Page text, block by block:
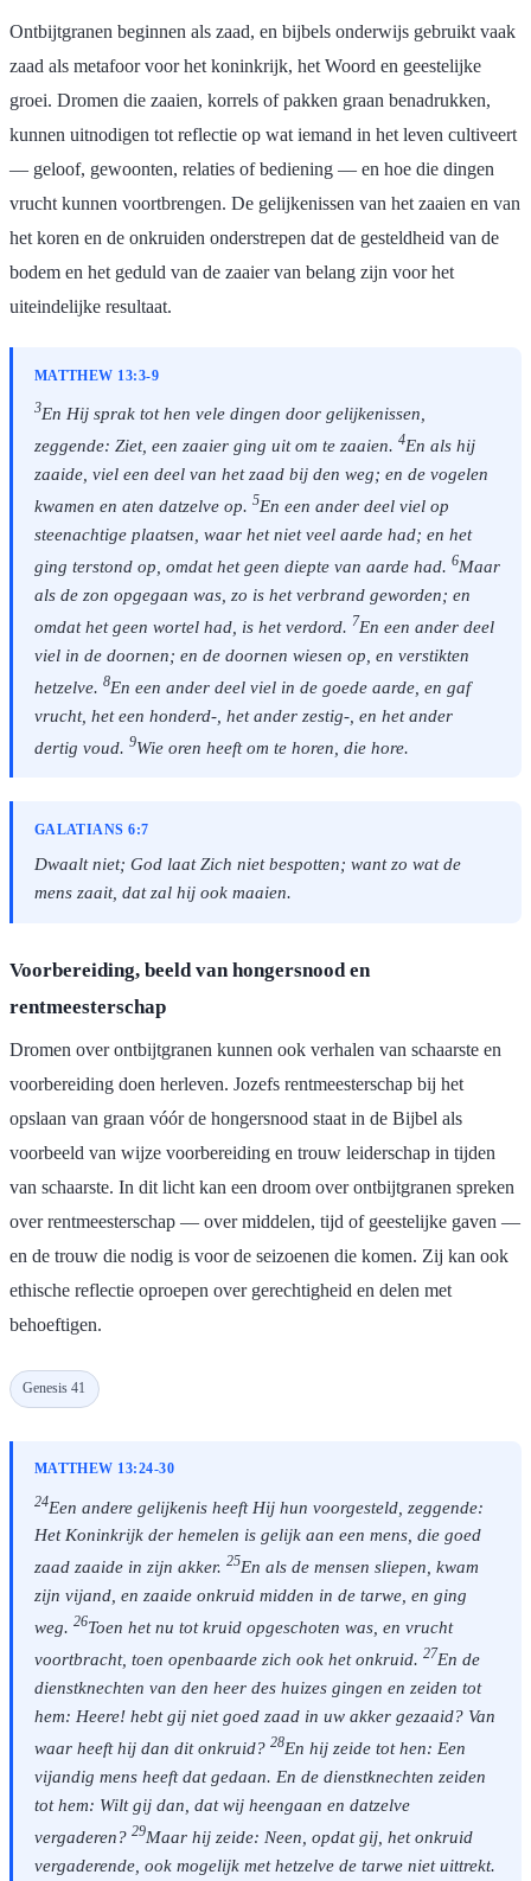
Ontbijtgranen beginnen als zaad, en bijbels onderwijs gebruikt vaak
zaad als metafoor voor het koninkrijk, het Woord en geestelijke
groei. Dromen die zaaien, korrels of pakken graan benadrukken,
kunnen uitnodigen tot reflectie op wat iemand in het leven cultiveert
— geloof, gewoonten, relaties of bediening — en hoe die dingen
vrucht kunnen voortbrengen. De gelijkenissen van het zaaien en van
het koren en de onkruiden onderstrepen dat de gesteldheid van de
bodem en het geduld van de zaaier van belang zijn voor het
uiteindelijke resultaat.
MATTHEW 13:3-9
3En Hij sprak tot hen vele dingen door gelijkenissen,
zeggende: Ziet, een zaaier ging uit om te zaaien. 4En als hij
zaaide, viel een deel van het zaad bij den weg; en de vogelen
kwamen en aten datzelve op. 5En een ander deel viel op
steenachtige plaatsen, waar het niet veel aarde had; en het
ging terstond op, omdat het geen diepte van aarde had. 6Maar
als de zon opgegaan was, zo is het verbrand geworden; en
omdat het geen wortel had, is het verdord. 7En een ander deel
viel in de doornen; en de doornen wiesen op, en verstikten
hetzelve. 8En een ander deel viel in de goede aarde, en gaf
vrucht, het een honderd-, het ander zestig-, en het ander
dertig voud. 9Wie oren heeft om te horen, die hore.
GALATIANS 6:7
Dwaalt niet; God laat Zich niet bespotten; want zo wat de
mens zaait, dat zal hij ook maaien.
Voorbereiding, beeld van hongersnood en
rentmeesterschap
Dromen over ontbijtgranen kunnen ook verhalen van schaarste en
voorbereiding doen herleven. Jozefs rentmeesterschap bij het
opslaan van graan vóór de hongersnood staat in de Bijbel als
voorbeeld van wijze voorbereiding en trouw leiderschap in tijden
van schaarste. In dit licht kan een droom over ontbijtgranen spreken
over rentmeesterschap — over middelen, tijd of geestelijke gaven —
en de trouw die nodig is voor de seizoenen die komen. Zij kan ook
ethische reflectie oproepen over gerechtigheid en delen met
behoeftigen.
Genesis 41
MATTHEW 13:24-30
24Een andere gelijkenis heeft Hij hun voorgesteld, zeggende:
Het Koninkrijk der hemelen is gelijk aan een mens, die goed
zaad zaaide in zijn akker. 25En als de mensen sliepen, kwam
zijn vijand, en zaaide onkruid midden in de tarwe, en ging
weg. 26Toen het nu tot kruid opgeschoten was, en vrucht
voortbracht, toen openbaarde zich ook het onkruid. 27En de
dienstknechten van den heer des huizes gingen en zeiden tot
hem: Heere! hebt gij niet goed zaad in uw akker gezaaid? Van
waar heeft hij dan dit onkruid? 28En hij zeide tot hen: Een
vijandig mens heeft dat gedaan. En de dienstknechten zeiden
tot hem: Wilt gij dan, dat wij heengaan en datzelve
vergaderen? 29Maar hij zeide: Neen, opdat gij, het onkruid
vergaderende, ook mogelijk met hetzelve de tarwe niet uittrekt.